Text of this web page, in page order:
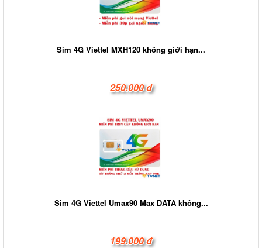
Sim 4G Viettel MXH120 không giới hạn...
250.000 đ
Sim 4G Viettel Umax90 Max DATA không...
199.000 đ